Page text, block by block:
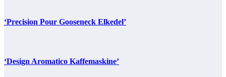
‘Precision Pour Gooseneck Elkedel’
‘Design Aromatico Kaffemaskine’